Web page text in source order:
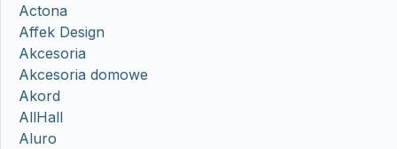
Actona
Affek Design
Akcesoria
Akcesoria domowe
Akord
AllHall
Aluro